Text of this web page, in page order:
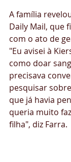
A família
Daily Mail, que
com o ato de
"Eu avisei à
como doar
precisava
pesquisar
que já havia
queria muito
filha", diz Farra.